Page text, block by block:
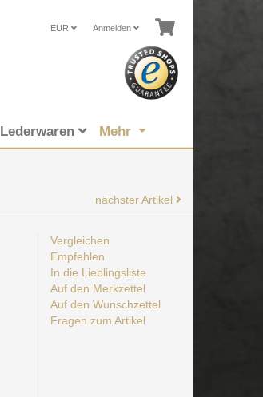
EUR Anmelden
Lederwaren Mehr
nächster Artikel
Vergleichen
Empfehlen
In die Lieblingsliste
Auf den Merkzettel
Auf den Wunschzettel
Fragen zum Artikel